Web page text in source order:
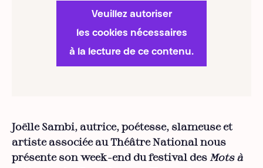
Veuillez autoriser
les cookies nécessaires
à la lecture de ce contenu.
Joëlle Sambi, autrice, poétesse, slameuse et
artiste associée au Théâtre National nous
présente son week-end du festival des Mots à